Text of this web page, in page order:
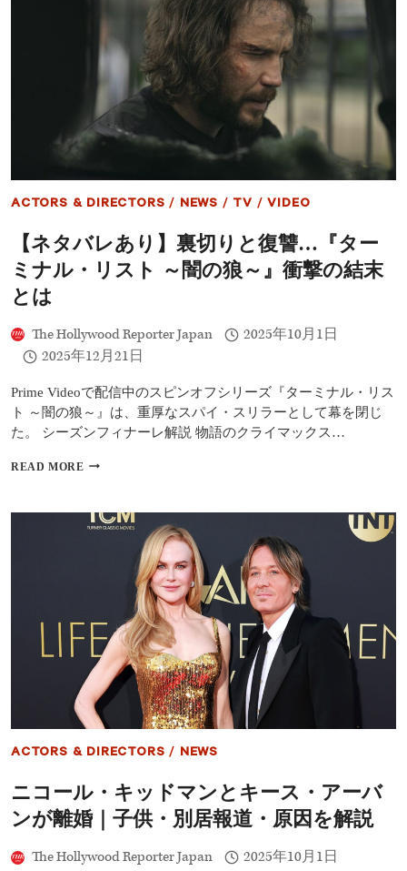
グ・
ン
シ
ン』
作
定
キ
ャ
ト
＆
作
発
ACTORS & DIRECTORS / NEWS / TV / VIDEO
【ネタバレあり】裏切りと復讐…『ター
ミナル・リスト ～闇の狼～』衝撃の結末
とは
The Hollywood Reporter Japan
2025年10月1日
2025年12月21日
Prime Videoで配信中のスピンオフシリーズ『ターミナル・リス
ト ～闇の狼～』は、重厚なスパイ・スリラーとして幕を閉じ
た。 シーズンフィナーレ解説 物語のクライマックス…
READ MORE 【ネ
レ
あ
復
讐…
『タ
ー
ミ
ナ
ル・
ス
～
闇
の
～』
ACTORS & DIRECTORS / NEWS
ニコール・キッドマンとキース・アーバ
ンが離婚｜子供・別居報道・原因を解説
The Hollywood Reporter Japan 2025年10月1日